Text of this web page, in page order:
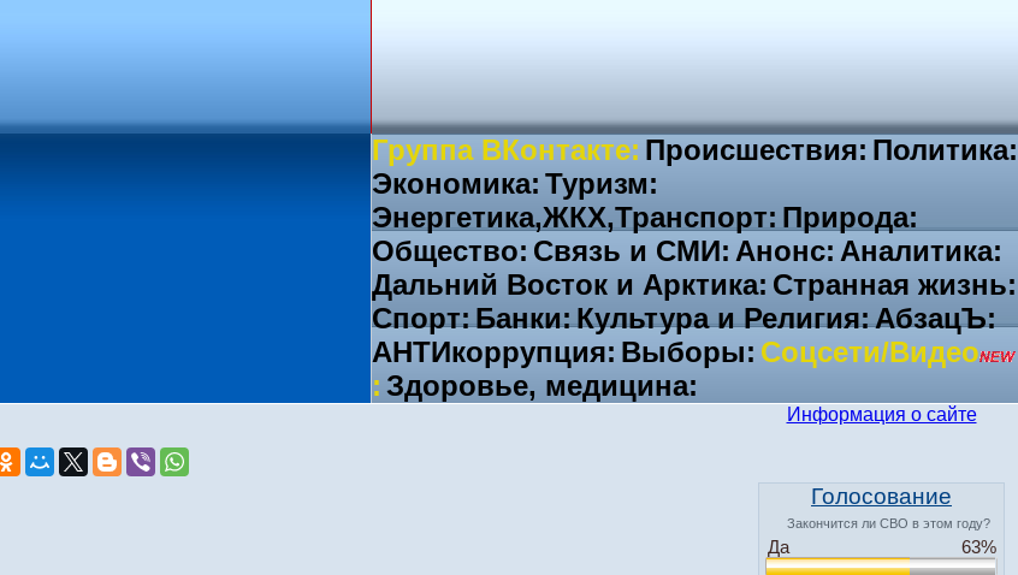
Группа ВКонтакте: Происшествия: Политика:
Экономика: Туризм:
Энергетика,ЖКХ,Транспорт: Природа:
Общество: Связь и СМИ: Анонс: Аналитика:
Дальний Восток и Арктика: Странная жизнь:
Спорт:Банки:Культура и Религия:АбзацЪ:
АНТИкоррупция: Выборы: Соцсети/Видео
: Здоровье, медицина:
Информация о сайте
Голосование
Закончится ли СВО в этом году?
Да
63%